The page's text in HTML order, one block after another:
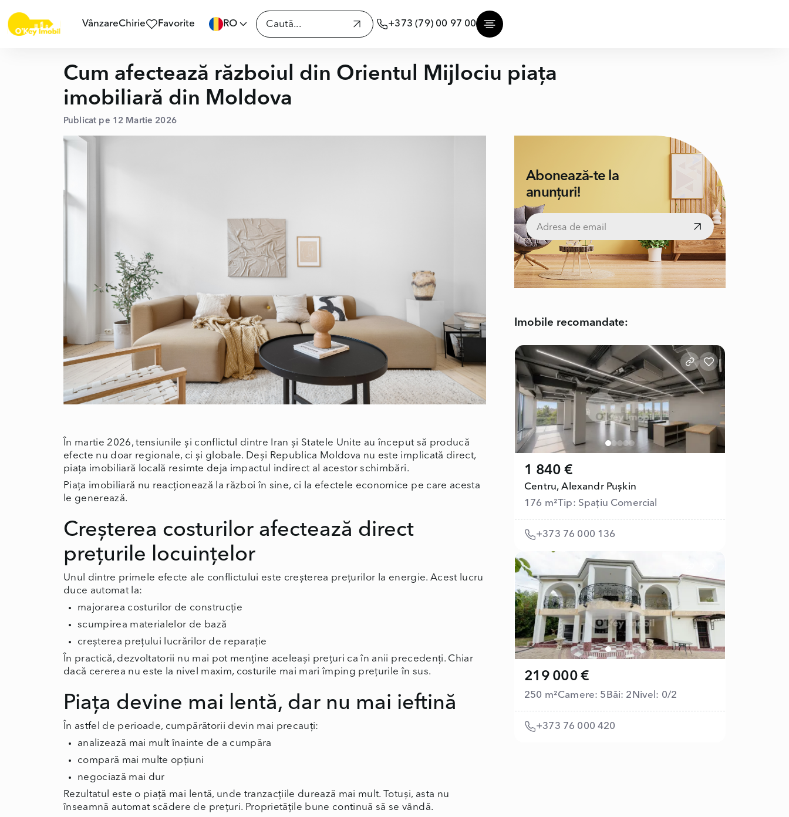
VânzareChirie Favorite RO +373 (79) 00 97 00
Cum afectează războiul din Orientul Mijlociu piața
imobiliară din Moldova
Publicat pe 12 Martie 2026
În martie 2026, tensiunile și conflictul dintre Iran și Statele Unite au început să producă
efecte nu doar regionale, ci și globale. Deși Republica Moldova nu este implicată direct,
piața imobiliară locală resimte deja impactul indirect al acestor schimbări.
Piața imobiliară nu reacționează la război în sine, ci la efectele economice pe care acesta
le generează.
Creșterea costurilor afectează direct
prețurile locuințelor
Unul dintre primele efecte ale conflictului este creșterea prețurilor la energie. Acest lucru
duce automat la:
majorarea costurilor de construcție
scumpirea materialelor de bază
creșterea prețului lucrărilor de reparație
În practică, dezvoltatorii nu mai pot menține aceleași prețuri ca în anii precedenți. Chiar
dacă cererea nu este la nivel maxim, costurile mai mari împing prețurile în sus.
Piața devine mai lentă, dar nu mai ieftină
În astfel de perioade, cumpărătorii devin mai precauți:
analizează mai mult înainte de a cumpăra
compară mai multe opțiuni
negociază mai dur
Rezultatul este o piață mai lentă, unde tranzacțiile durează mai mult. Totuși, asta nu
înseamnă automat scădere de prețuri. Proprietățile bune continuă să se vândă.
Abonează-te la
anunțuri!
Imobile recomandate:
1 840 €
Centru, Alexandr Pușkin
176 m²Tip: Spațiu Comercial
+373 76 000 136
219 000 €
250 m²Camere: 5 Băi: 2 Nivel: 0/2
+373 76 000 420